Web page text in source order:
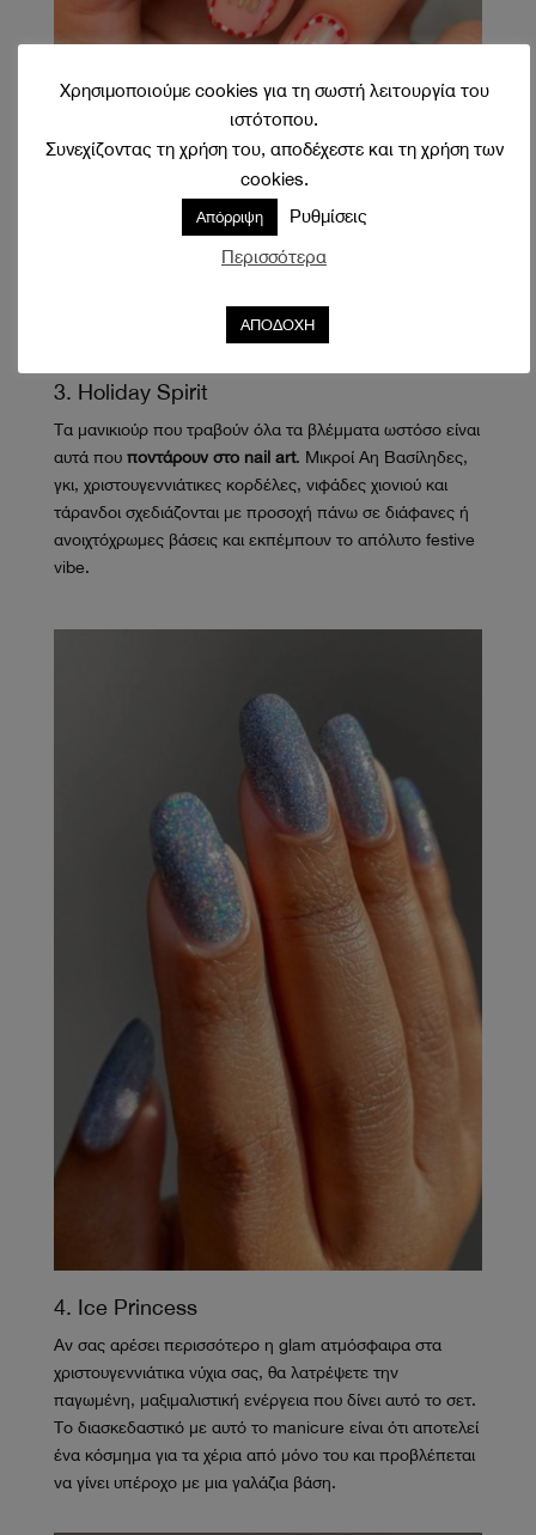
3. Holiday Spirit
Τα μανικιούρ που τραβούν όλα τα βλέμματα ωστόσο είναι
αυτά που ποντάρουν στο nail art. Μικροί Αη Βασίληδες,
γκι, χριστουγεννιάτικες κορδέλες, νιφάδες χιονιού και
τάρανδοι σχεδιάζονται με προσοχή πάνω σε διάφανες ή
ανοιχτόχρωμες βάσεις και εκπέμπουν το απόλυτο festive
vibe.
4. Ice Princess
Αν σας αρέσει περισσότερο η glam ατμόσφαιρα στα
χριστουγεννιάτικα νύχια σας, θα λατρέψετε την
παγωμένη, μαξιμαλιστική ενέργεια που δίνει αυτό το σετ.
Το διασκεδαστικό με αυτό το manicure είναι ότι αποτελεί
ένα κόσμημα για τα χέρια από μόνο του και προβλέπεται
να γίνει υπέροχο με μια γαλάζια βάση.
Χρησιμοποιούμε cookies για τη σωστή λειτουργία του
ιστότοπου.
Συνεχίζοντας τη χρήση του, αποδέχεστε και τη χρήση των
cookies.
Απόρριψη Ρυθμίσεις
Περισσότερα
ΑΠΟΔΟΧΗ